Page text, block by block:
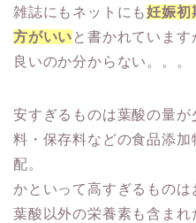
雑誌にもネットにも妊娠初
方がいい と書かれていま
良いのか分からない。。。
安すぎるものは葉酸の量
料・保存料などの食品添
配。
かといって高すぎるものは
葉酸以外の栄養素も含まれ